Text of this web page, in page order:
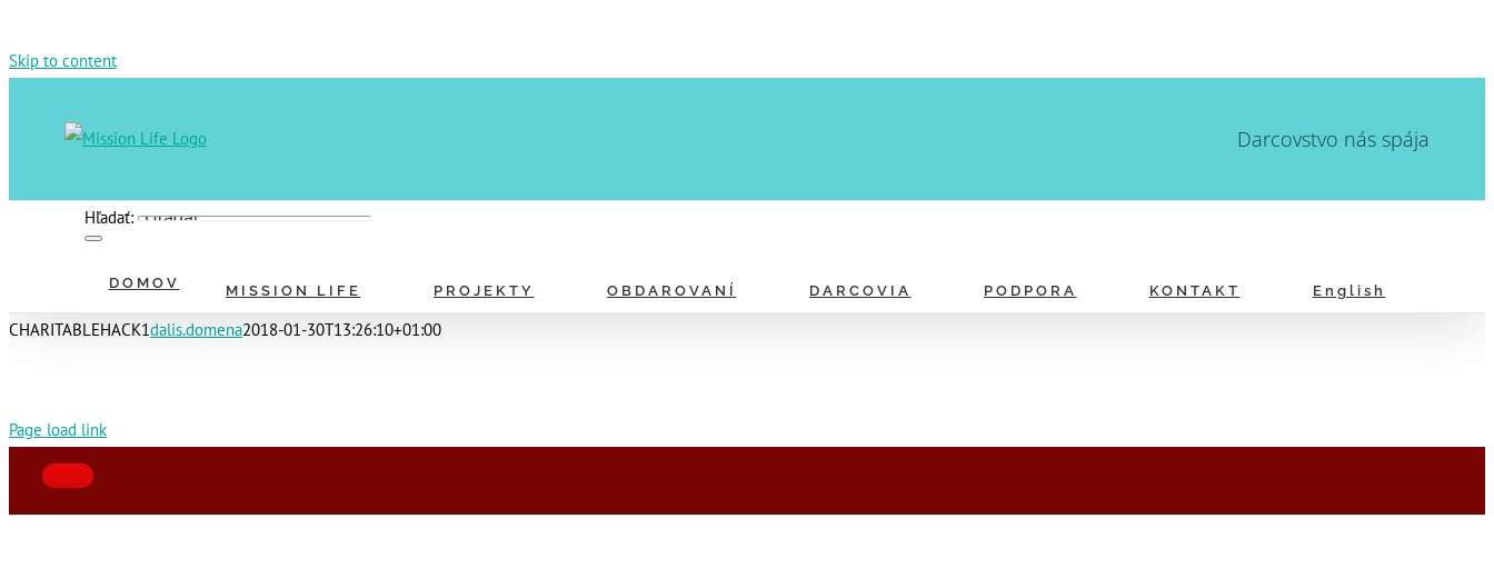
Skip to content
Darcovstvo nás spája
Hľadať:
DOMOV MISSION LIFE PROJEKTY OBDAROVANÍ DARCOVIA PODPORA KONTAKT English
CHARITABLEHACK1dalis.domena2018-01-30T13:26:10+01:00
Page load link